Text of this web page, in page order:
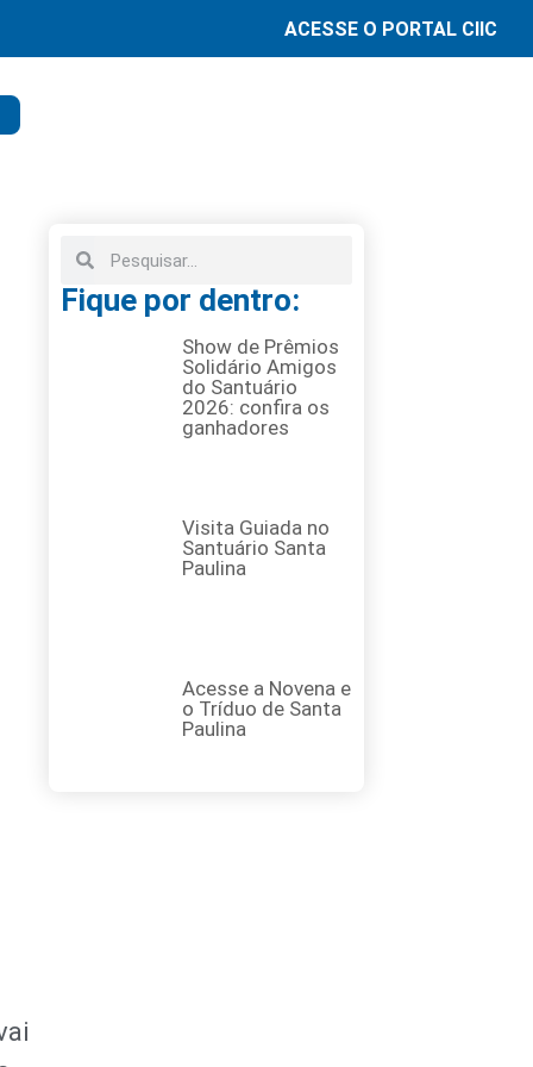
ACESSE O PORTAL CIIC
Fique por dentro:
Show de Prêmios
Solidário Amigos
do Santuário
2026: confira os
ganhadores
Visita Guiada no
Santuário Santa
Paulina
Acesse a Novena e
o Tríduo de Santa
Paulina